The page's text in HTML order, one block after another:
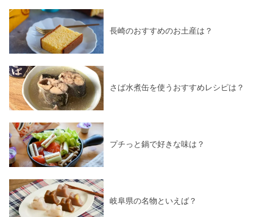
長崎のおすすめのお土産は？
さば水煮缶を使うおすすめレシピは？
プチっと鍋で好きな味は？
岐阜県の名物といえば？